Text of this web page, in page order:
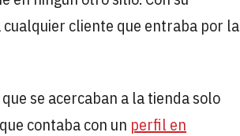
cliente que entraba por la
se acercaban a la tienda solo
contaba con un perfil en